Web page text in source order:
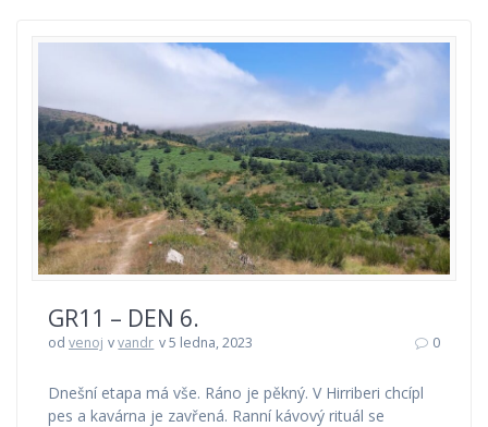
GR11 – DEN 6.
od venoj vvandr v 5 ledna, 2023 0
Dnešní etapa má vše. Ráno je pěkný. V Hirriberi chcípl
pes a kavárna je zavřená. Ranní kávový rituál se